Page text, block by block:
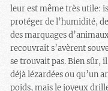
leur est même très utile:
protéger de l’humidité,
des marquages
recouvrait s’avèrent
se trouvait pas. Bien sûr,
déjà lézardées ou qu’un
poids, mais le joyeux